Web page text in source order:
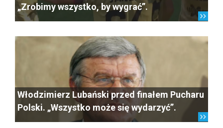
„Zrobimy wszystko, by wygrać”.
Włodzimierz Lubański przed finałem Pucharu
Polski. „Wszystko może się wydarzyć”.